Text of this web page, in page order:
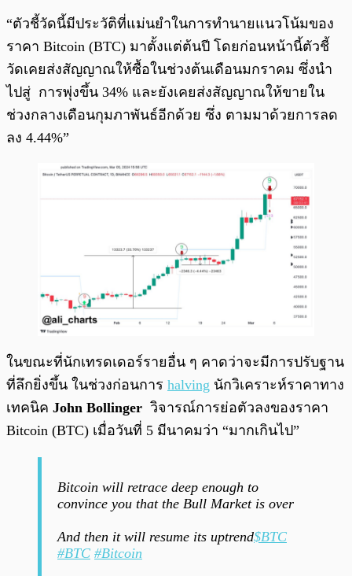
“ตัวชี้วัดนี้มีประวัติที่แม่นยำในการทำนายแนวโน้มของ
ราคา Bitcoin (BTC) มาตั้งแต่ต้นปี โดยก่อนหน้านี้ตัวชี้
วัดเคยส่งสัญญาณให้ซื้อในช่วงต้นเดือนมกราคม ซึ่งนำ
ไปสู่ การพุ่งขึ้น 34% และยังเคยส่งสัญญาณให้ขายใน
ช่วงกลางเดือนกุมภาพันธ์อีกด้วย ซึ่ง ตามมาด้วยการลด
ลง 4.44%”
ในขณะที่นักเทรดเดอร์รายอื่น ๆ คาดว่าจะมีการปรับฐาน
ที่ลึกยิ่งขึ้น ในช่วงก่อนการ halving นักวิเคราะห์ราคาทาง
เทคนิค John Bollinger วิจารณ์การย่อตัวลงของราคา
Bitcoin (BTC) เมื่อวันที่ 5 มีนาคมว่า “มากเกินไป”
Bitcoin will retrace deep enough to
convince you that the Bull Market is over
And then it will resume its uptrend$BTC
#BTC #Bitcoin